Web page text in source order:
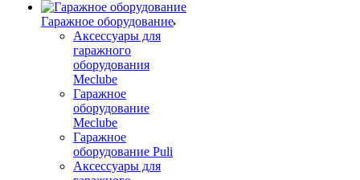
Гаражное оборудование
Аксессуары для
гаражного
оборудования
Meclube
Гаражное
оборудование
Meclube
Гаражное
оборудование Puli
Аксессуары для